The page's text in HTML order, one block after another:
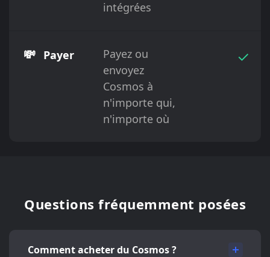
intégrées
💸 Payer
Payez ou
envoyez
Cosmos à
n'importe qui,
n'importe où
✓
Questions fréquemment posées
Comment acheter du Cosmos ?